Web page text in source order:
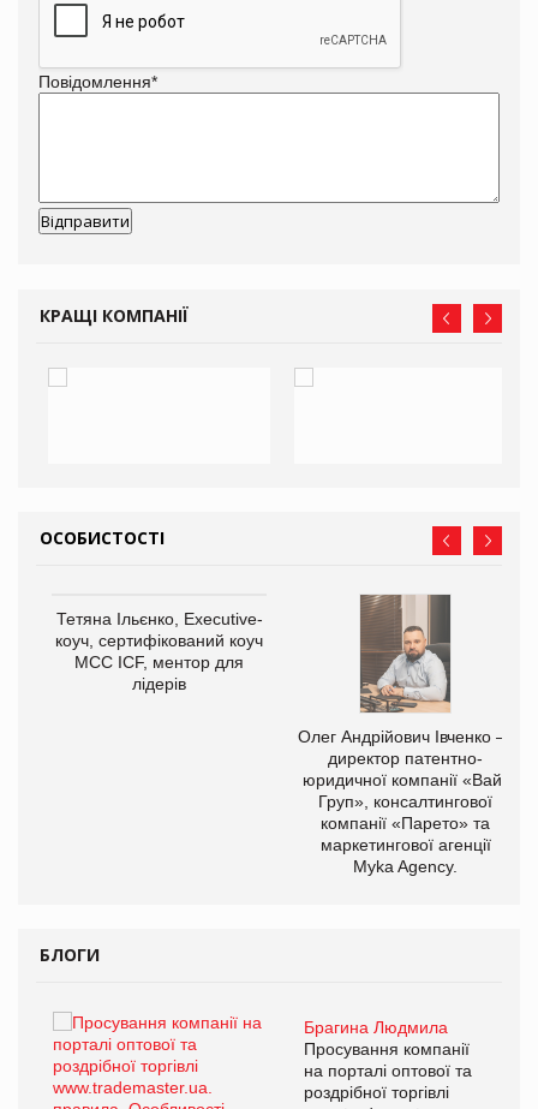
Повідомлення*
КРАЩІ КОМПАНІЇ
ОСОБИСТОСТІ
Тетяна Ільєнко, Executive-
коуч, сертифікований коуч
МСС ICF, ментор для
лідерів
Олег Андрійович Івченко —
директор патентно-
юридичної компанії «Вайз
Груп», консалтингової
компанії «Парето» та
маркетингової агенції
Myka Agency.
БЛОГИ
Брагина Людмила
Просування компанії
на порталі оптової та
роздрібної торгівлі